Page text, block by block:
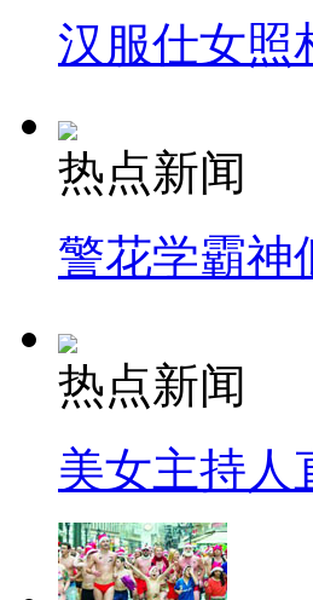
汉服仕女照
热点新闻
警花学霸神
热点新闻
美女主持人